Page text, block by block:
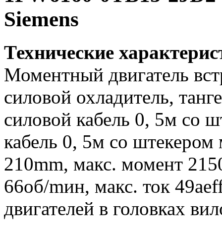
Siemens
Технические
Моментный двигатель
силовой охладитель,
силовой кабель 0, 5м со
кабель 0, 5м со
210mm, макс. момент
66об/mин, макс. ток
двигателей в головках